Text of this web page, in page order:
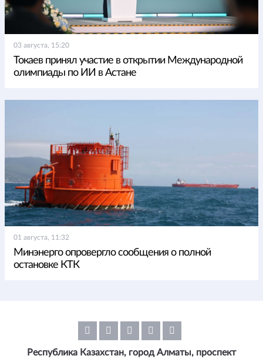
03 августа, 15:20
Токаев принял участие в открытии Международной
олимпиады по ИИ в Астане
01 августа, 11:32
Минэнерго опровергло сообщения о полной
остановке КТК
Республика Казахстан, город Алматы, проспект